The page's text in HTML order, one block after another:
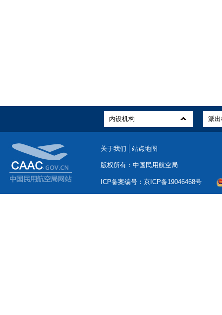
关于我们 站点地图
版权所有：中国民用航空局
ICP备案编号：京ICP备19046468号